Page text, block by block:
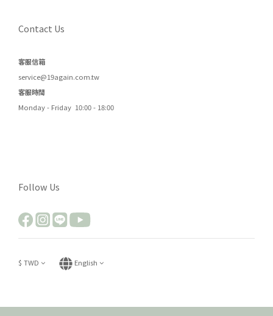
Contact Us
客服信箱
service@19again.com.tw
客服時間
Monday - Friday 10:00 - 18:00
Follow Us
$ TWD English